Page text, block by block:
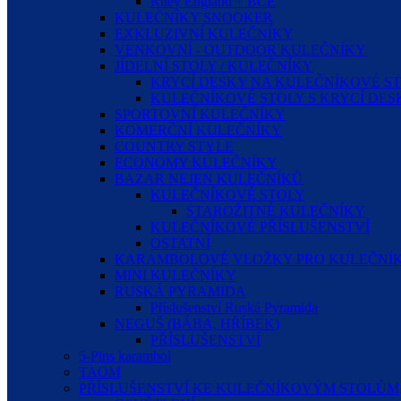
KULEČNÍKY SNOOKER
EXKLUZIVNÍ KULEČNÍKY
VENKOVNÍ - OUTDOOR KULEČNÍKY
JÍDELNÍ STOLY / KULEČNÍKY
KRYCÍ DESKY NA KULEČNÍKOVÉ
KULEČNÍKOVÉ STOLY S KRYCÍ
SPORTOVNÍ KULEČNÍKY
KOMERČNÍ KULEČNÍKY
COUNTRY STYLE
ECONOMY KULEČNÍKY
BAZAR NEJEN KULEČNÍKŮ
KULEČNÍKOVÉ STOLY
STAROŽITNÉ KULEČNÍKY
KULEČNÍKOVÉ PŘÍSLUŠENSTVÍ
OSTATNÍ
KARAMBOLOVÉ VLOŽKY PRO
MINI KULEČNÍKY
RUSKÁ PYRAMIDA
Příslušenství Ruská Pyramida
NEGUŠ (BÁBA, HŘÍBEK)
PŘÍSLUŠENSTVÍ
5-Pins karambol
TAOM
PŘÍSLUŠENSTVÍ KE KULEČNÍKOVÝM STOLŮM